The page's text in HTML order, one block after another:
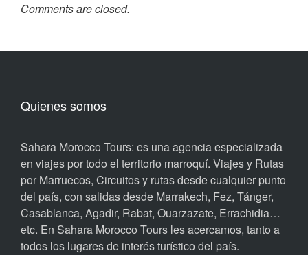
Comments are closed.
Quienes somos
Sahara Morocco Tours: es una agencia especializada
en viajes por todo el territorio marroquí. Viajes y Rutas
por Marruecos, Circuitos y rutas desde cualquier punto
del país, con salidas desde Marrakech, Fez, Tánger,
Casablanca, Agadir, Rabat, Ouarzazate, Errachidia…
etc. En Sahara Morocco Tours les acercamos, tanto a
todos los lugares de interés turístico del país.